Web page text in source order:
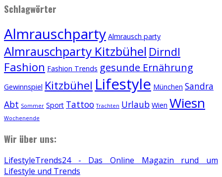
Schlagwörter
Almrauschparty Almrausch party
Almrauschparty Kitzbühel Dirndl
Fashion Fashion Trends gesunde Ernährung
Gewinnspiel Kitzbühel Lifestyle München Sandra
Abt Sommer Sport Tattoo Trachten Urlaub Wien Wiesn
Wochenende
Wir über uns:
LifestyleTrends24 - Das Online Magazin rund um
Lifestyle und Trends